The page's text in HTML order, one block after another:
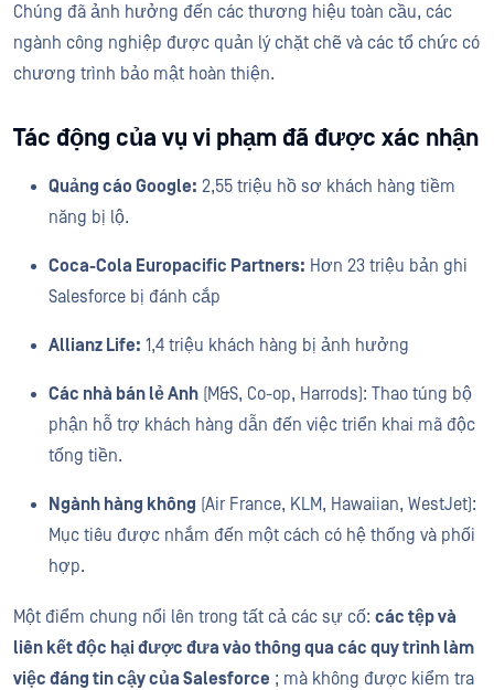
Chúng đã ảnh hưởng đến các thương hiệu toàn cầu, các
ngành công nghiệp được quản lý chặt chẽ và các tổ chức có
chương trình bảo mật hoàn thiện.
Tác động của vụ vi phạm đã được xác nhận
Quảng cáo Google: 2,55 triệu hồ sơ khách hàng tiềm
năng bị lộ.
Coca-Cola Europacific Partners: Hơn 23 triệu bản ghi
Salesforce bị đánh cắp
Allianz Life: 1,4 triệu khách hàng bị ảnh hưởng
Các nhà bán lẻ Anh (M&S, Co-op, Harrods): Thao túng bộ
phận hỗ trợ khách hàng dẫn đến việc triển khai mã độc
tống tiền.
Ngành hàng không (Air France, KLM, Hawaiian, WestJet):
Mục tiêu được nhắm đến một cách có hệ thống và phối
hợp.
Một điểm chung nổi lên trong tất cả các sự cố: các tệp và
liên kết độc hại được đưa vào thông qua các quy trình làm
việc đáng tin cậy của Salesforce ; mà không được kiểm tra